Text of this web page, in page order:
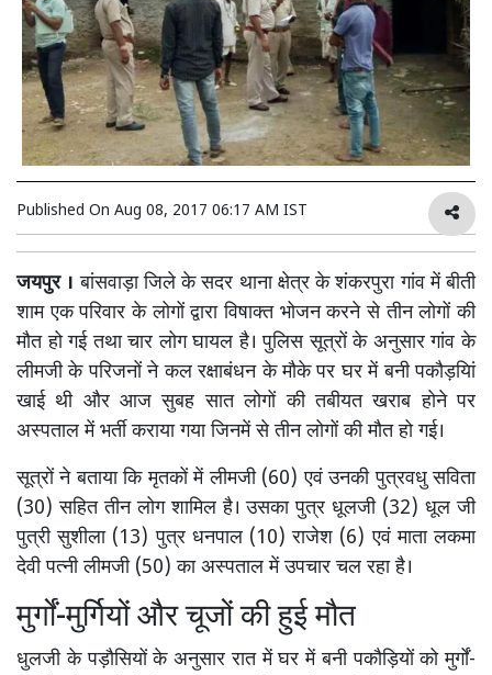
Published On Aug 08, 2017 06:17 AM IST
जयपुर । बांसवाड़ा जिले के सदर थाना क्षेत्र के शंकरपुरा गांव में बीती
शाम एक परिवार के लोगों द्वारा विषाक्त भोजन करने से तीन लोगों की
मौत हो गई तथा चार लोग घायल है। पुलिस सूत्रों के अनुसार गांव के
लीमजी के परिजनों ने कल रक्षाबंधन के मौके पर घर में बनी पकौड़यिां
खाई थी और आज सुबह सात लोगों की तबीयत खराब होने पर
अस्पताल में भर्ती कराया गया जिनमें से तीन लोगों की मौत हो गई।
सूत्रों ने बताया कि मृतकों में लीमजी (60) एवं उनकी पुत्रवधु सविता
(30) सहित तीन लोग शामिल है। उसका पुत्र धूलजी (32) धूल जी
पुत्री सुशीला (13) पुत्र धनपाल (10) राजेश (6) एवं माता लकमा
देवी पत्नी लीमजी (50) का अस्पताल में उपचार चल रहा है।
मुर्गों-मुर्गियों और चूजों की हुई मौत
धुलजी के पड़ौसियों के अनुसार रात में घर में बनी पकौड़ियों को मुर्गों-